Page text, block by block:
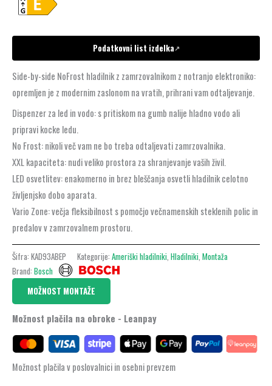
Podatkovni list izdelka↗
Side-by-side NoFrost hladilnik z zamrzovalnikom z notranjo elektroniko:
opremljen je z modernim zaslonom na vratih, prihrani vam odtaljevanje.
Dispenzer za led in vodo: s pritiskom na gumb nalije hladno vodo ali
pripravi kocke ledu.
No Frost: nikoli več vam ne bo treba odtaljevati zamrzovalnika.
XXL kapaciteta: nudi veliko prostora za shranjevanje vaših živil.
LED osvetlitev: enakomerno in brez bleščanja osvetli hladilnik celotno
življenjsko dobo aparata.
Vario Zone: večja fleksibilnost s pomočjo večnamenskih steklenih polic in
predalov v zamrzovalnem prostoru.
Šifra: KAD93ABEP Kategorije: Ameriški hladilniki Hladilniki Montaža
Brand: Bosch
MOŽNOST MONTAŽE
Možnost plačila na obroke - Leanpay
Možnost plačila v poslovalnici in osebni prevzem